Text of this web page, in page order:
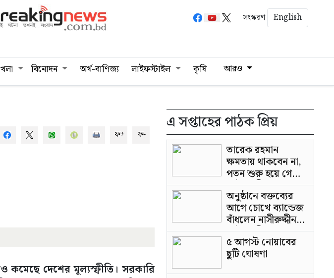
সংস্করণ English
বিনোদন অর্থ-বাণিজ্য লাইফস্টাইল কৃষি আরও
ফ+ ফ-
কমেছে দেশের মূল্যস্ফীতি। সরকারি
এ সপ্তাহের পাঠক প্রিয়
তারেক রহমান
ক্ষমতায় থাকবেন না,
পতন শুরু হয়ে গেছে:
পাটওয়ারী
অনুষ্ঠানে বক্তব্যের
আগে চোখে ব্যান্ডেজ
বাঁধলেন নাসীরুদ্দীন
পাটওয়ারী
৫ আগস্ট নোয়াবের
ছুটি ঘোষণা